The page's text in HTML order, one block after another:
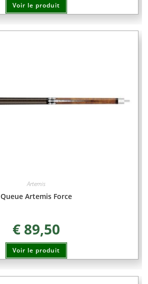
Voir le produit
Artemis
Queue Artemis Force
€89,50
Voir le produit